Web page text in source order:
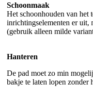
Schoonmaak
Het schoonhouden van het
inrichtingselementen er uit,
(gebruik alleen milde
Hanteren
De pad moet zo min
bakje te laten lopen zonder